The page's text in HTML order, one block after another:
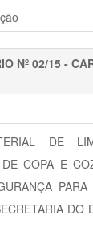
Nº 02/15 -
DE
COPA E
DO